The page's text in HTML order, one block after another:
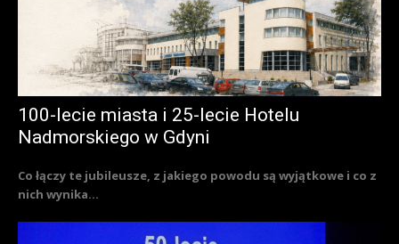
100-lecie miasta i 25-lecie Hotelu
Nadmorskiego w Gdyni
Co łączy te jubileusze, z jakiego powodu są wyjątkowe i co z
nich wynika...